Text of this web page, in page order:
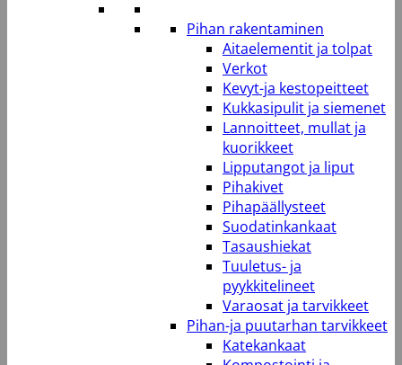
Pihan rakentaminen
Aitaelementit ja tolpat
Verkot
Kevyt-ja kestopeitteet
Kukkasipulit ja siemenet
Lannoitteet, mullat ja
kuorikkeet
Lipputangot ja liput
Pihakivet
Pihapäällysteet
Suodatinkankaat
Tasaushiekat
Tuuletus- ja
pyykkitelineet
Varaosat ja tarvikkeet
Pihan-ja puutarhan tarvikkeet
Katekankaat